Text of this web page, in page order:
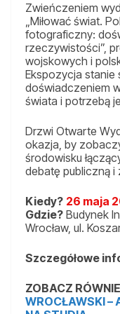
Zwieńczeniem
„Miłować świat.
fotograficzny:
rzeczywistości”,
wojskowych i
Ekspozycja stanie
doświadczeniem
świata i potrzebą
Drzwi Otwarte
okazja, by
środowisku
debatę publiczną
Kiedy? 26 maja
Gdzie? Budynek
Wrocław, ul.
Szczegółowe
ZOBACZ
WROCŁAWSKI –